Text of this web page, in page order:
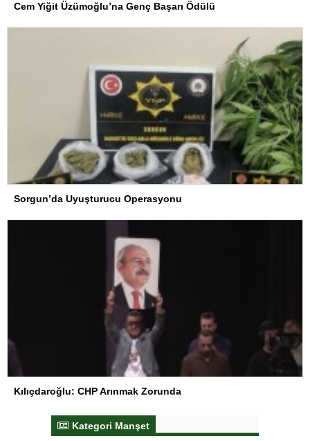
Cem Yiğit Üzümoğlu’na Genç Başarı Ödülü
Sorgun’da Uyuşturucu Operasyonu
Kılıçdaroğlu: CHP Arınmak Zorunda
Kategori Manşet